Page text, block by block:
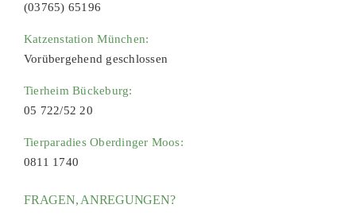
(03765) 65196
Katzenstation München:
Vorübergehend geschlossen
Tierheim Bückeburg:
05 722/52 20
Tierparadies Oberdinger Moos:
0811 1740
FRAGEN, ANREGUNGEN?